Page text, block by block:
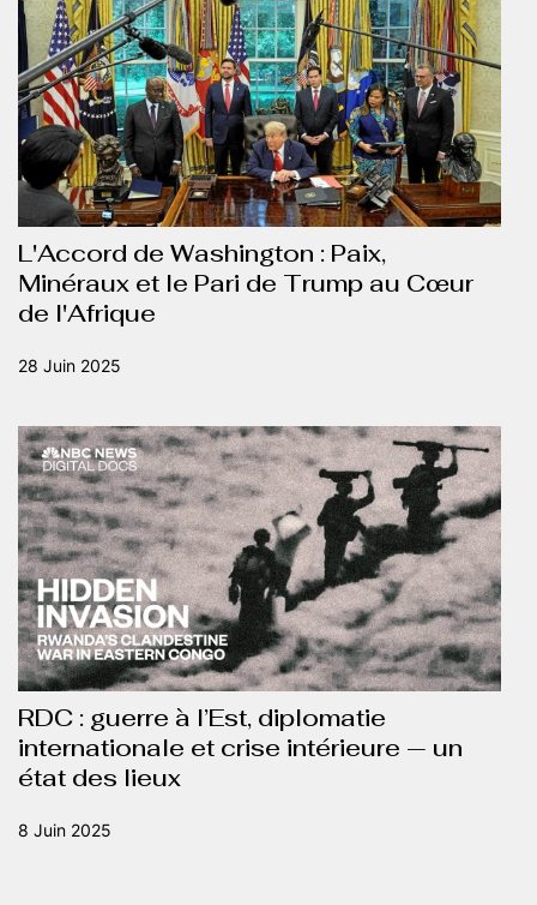
L'Accord de Washington : Paix,
Minéraux et le Pari de Trump au Cœur
de l'Afrique
28 Juin 2025
RDC : guerre à l’Est, diplomatie
internationale et crise intérieure — un
état des lieux
8 Juin 2025